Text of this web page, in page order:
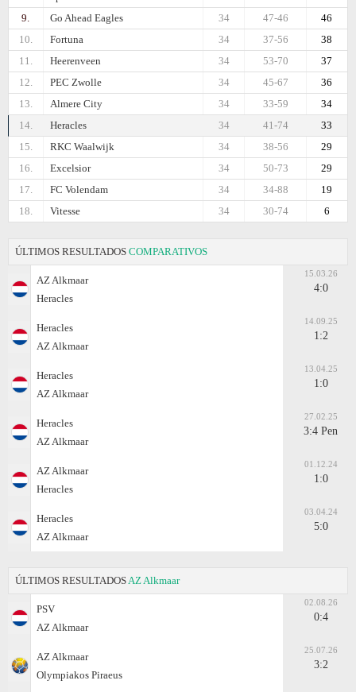
9.
Go Ahead Eagles 46
47-46
34
10.
Fortuna 38
37-56
34
11.
Heerenveen 37
53-70
34
12.
PEC Zwolle 36
45-67
34
13.
Almere City 34
33-59
34
14.
Heracles 33
41-74
34
15.
RKC Waalwijk 29
38-56
34
16.
Excelsior 29
50-73
34
17.
FC Volendam 19
34-88
34
18.
Vitesse 6
30-74
34
ÚLTIMOS RESULTADOS COMPARATIVOS
AZ Alkmaar
Heracles
15.03.26
4:0
Heracles
AZ Alkmaar
14.09.25
1:2
Heracles
AZ Alkmaar
13.04.25
1:0
Heracles
AZ Alkmaar
27.02.25
3:4 Pen
AZ Alkmaar
Heracles
01.12.24
1:0
Heracles
AZ Alkmaar
03.04.24
5:0
ÚLTIMOS RESULTADOS AZ Alkmaar
PSV
AZ Alkmaar
02.08.26
0:4
AZ Alkmaar
Olympiakos Piraeus
25.07.26
3:2